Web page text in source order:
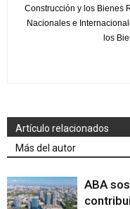
Construcción y los Bienes
Nacionales e
los
Artículo relacionados
Más del autor
ABA